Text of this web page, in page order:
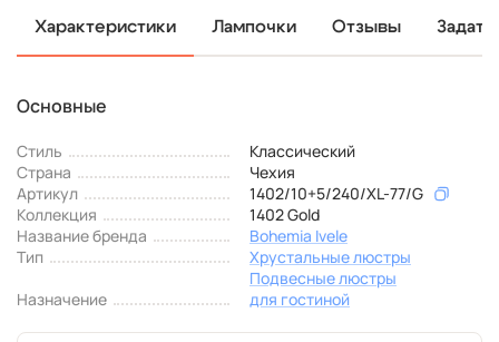
Характеристики Лампочки Отзывы
Основные
Стиль
Классический
Страна
Чехия
Артикул
1402/10+5/240/XL-77/G
Коллекция
1402 Gold
Название бренда
Bohemia Ivele
Тип
Хрустальные люстры
Подвесные люстры
Назначение
для гостиной